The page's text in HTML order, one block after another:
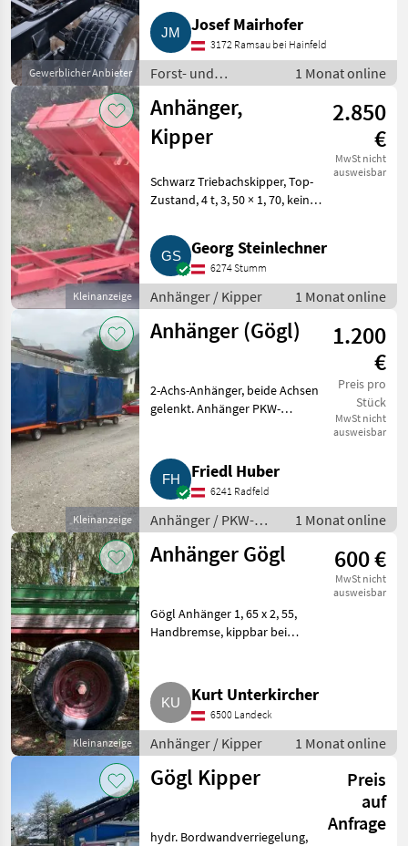
Gewerblicher Anbieter
Rungenpaare: 4 Rungenpaare,
Dreipunkt Flanschkran, Endlos
Rotator, Holzzange,
Kransteuerung:
Kreuzhebelsteuerung,
Bauartgeschwindig
Josef Mairhofer
3172 Ramsau bei Hainfeld
Forst- und
Holztechnik /
Forstanhänger /
Rückewägen
1 Monat online
Kleinanzeige
Anhänger,
Kipper
2.850
€
MwSt nicht
ausweisbar
Schwarz Triebachskipper, Top-
Zustand, 4 t, 3, 50 × 1, 70, kein
Georg Steinlechner
6274 Stumm
Anhänger / Kipper 1 Monat online
Kleinanzeige
Anhänger (Gögl)
1.200
€
Preis pro
Stück
MwSt nicht
ausweisbar
2-Achs-Anhänger, beide Achsen
gelenkt. Anhänger PKW-
Friedl Huber
6241 Radfeld
Anhänger / PKW-
Anhänger
1 Monat online
Kleinanzeige
Anhänger Gögl 600 €
MwSt nicht
ausweisbar
Gögl Anhänger 1, 65 x 2, 55,
Handbremse, kippbar bei
Kurt Unterkircher
6500 Landeck
Anhänger / Kipper 1 Monat online
Gögl Kipper
Preis
auf
Anfrage
hydr. Bordwandverriegelung,